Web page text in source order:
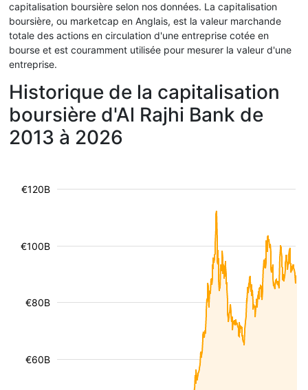
capitalisation boursière selon nos données. La capitalisation
boursière, ou marketcap en Anglais, est la valeur marchande
totale des actions en circulation d'une entreprise cotée en
bourse et est couramment utilisée pour mesurer la valeur d'une
entreprise.
Historique de la capitalisation
boursière d'Al Rajhi Bank de
2013 à 2026
€60B
€80B
€100B
€120B